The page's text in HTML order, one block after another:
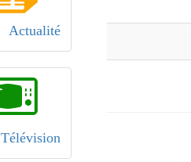
Actualité
Télévision